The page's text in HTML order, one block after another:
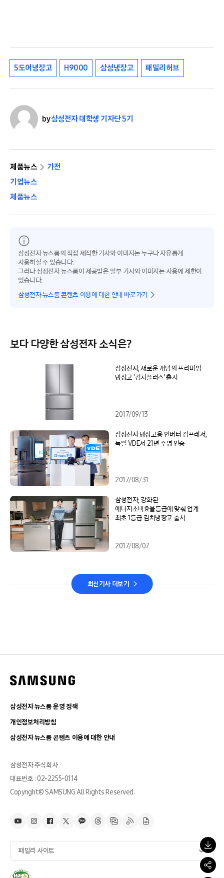
5도어냉장고 H9000 삼성냉장고 패밀리허브
by삼성전자 대학생 기자단 5기
제품뉴스
가전
기업뉴스
제품뉴스
삼성전자 뉴스룸의 직접 제작한 기사와 이미지는 누구나 자유롭게
사용하실 수 있습니다.
그러나 삼성전자 뉴스룸이 제공받은 일부 기사와 이미지는 사용에 제한이
있습니다.
삼성전자 뉴스룸 콘텐츠 이용에 대한 안내 바로가기
보다 다양한 삼성전자 소식은?
삼성전자, 새로운 개념의 프리미엄
냉장고 ‘김치플러스’ 출시
2017/09/13
삼성전자 냉장고용 인버터 컴프레서,
독일 VDE서 21년 수명 인증
2017/08/31
삼성전자, 강화된
에너지소비효율등급에 맞춰 업계
최초 1등급 김치냉장고 출시
2017/08/07
최신기사 더보기
삼성전자 뉴스룸 운영 정책
개인정보처리방침
삼성전자 뉴스룸 콘텐츠 이용에 대한 안내
삼성전자 주식회사
대표번호 : 02-2255-0114
Copyright© SAMSUNG All Rights Reserved.
패밀리 사이트